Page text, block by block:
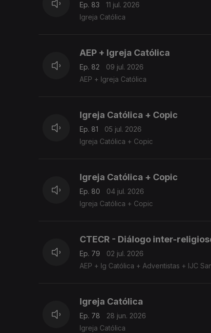
Ep. 83
11 jul. 2026
Igreja Católica
AEP + Igreja Católica
Ep. 82
09 jul. 2026
AEP + Igreja Católica
Igreja Católica + Copic
Ep. 81
05 jul. 2026
Igreja Católica + Copic
Igreja Católica + Copic
Ep. 80
04 jul. 2026
Igreja Católica + Copic
CTECR - Diálogo inter-
Ep. 79
02 jul. 2026
AEP + Ig Católica + Adventistas + IJC
Igreja Católica
Ep. 78
28 jun. 2026
Igreja Católica